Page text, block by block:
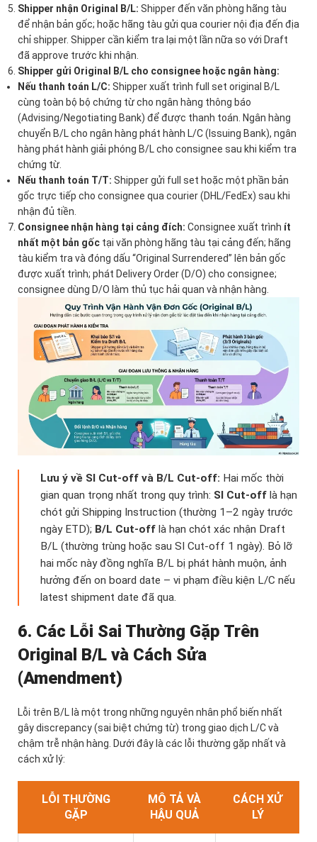
Shipper nhận Original B/L: Shipper đến văn phòng hãng tàu
để nhận bản gốc; hoặc hãng tàu gửi qua courier nội địa đến địa
chỉ shipper. Shipper cần kiểm tra lại một lần nữa so với Draft
đã approve trước khi nhận.
Shipper gửi Original B/L cho consignee hoặc ngân hàng:
Nếu thanh toán L/C: Shipper xuất trình full set original B/L
cùng toàn bộ bộ chứng từ cho ngân hàng thông báo
(Advising/Negotiating Bank) để được thanh toán. Ngân hàng
chuyển B/L cho ngân hàng phát hành L/C (Issuing Bank), ngân
hàng phát hành giải phóng B/L cho consignee sau khi kiểm tra
chứng từ.
Nếu thanh toán T/T: Shipper gửi full set hoặc một phần bản
gốc trực tiếp cho consignee qua courier (DHL/FedEx) sau khi
nhận đủ tiền.
Consignee nhận hàng tại cảng đích: Consignee xuất trình ít
nhất một bản gốc tại văn phòng hãng tàu tại cảng đến; hãng
tàu kiểm tra và đóng dấu “Original Surrendered” lên bản gốc
được xuất trình; phát Delivery Order (D/O) cho consignee;
consignee dùng D/O làm thủ tục hải quan và nhận hàng.
Lưu ý về SI Cut-off và B/L Cut-off: Hai mốc thời
gian quan trọng nhất trong quy trình: SI Cut-off là hạn
chót gửi Shipping Instruction (thường 1–2 ngày trước
ngày ETD); B/L Cut-off là hạn chót xác nhận Draft
B/L (thường trùng hoặc sau SI Cut-off 1 ngày). Bỏ lỡ
hai mốc này đồng nghĩa B/L bị phát hành muộn, ảnh
hưởng đến on board date – vi phạm điều kiện L/C nếu
latest shipment date đã qua.
6. Các Lỗi Sai Thường Gặp Trên
Original B/L và Cách Sửa
(Amendment)
Lỗi trên B/L là một trong những nguyên nhân phổ biến nhất
gây discrepancy (sai biệt chứng từ) trong giao dịch L/C và
chậm trễ nhận hàng. Dưới đây là các lỗi thường gặp nhất và
cách xử lý:
LỖI THƯỜNG
GẶP
MÔ TẢ VÀ
HẬU QUẢ
CÁCH XỬ
LÝ